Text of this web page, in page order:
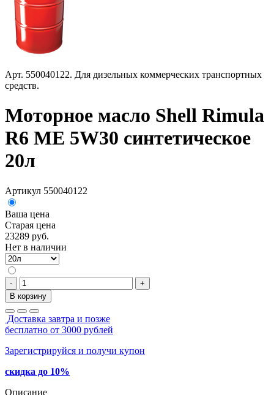
Арт. 550040122. Для дизельных коммерческих транспортных
средств.
Моторное масло Shell Rimula
R6 MЕ 5W30 синтетическое
20л
Артикул 550040122
Ваша цена
Старая цена
23289 руб.
Нет в наличии
-
+
В корзину
Доставка завтра и позже
бесплатно от 3000 рублей
Зарегистрируйся и получи купон
скидка до 10%
Описание